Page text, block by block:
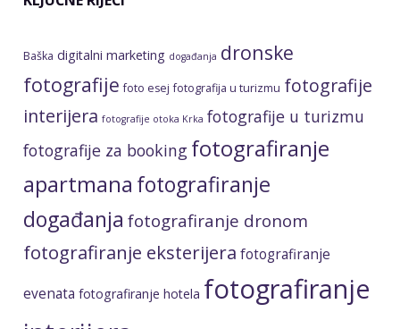
Baška digitalni marketing događanja dronske
fotografije foto esej fotografija u turizmu fotografije
interijera fotografije otoka Krka fotografije u turizmu
fotografije za booking fotografiranje
apartmana fotografiranje
događanja fotografiranje dronom
fotografiranje eksterijera fotografiranje
evenata fotografiranje hotela fotografiranje